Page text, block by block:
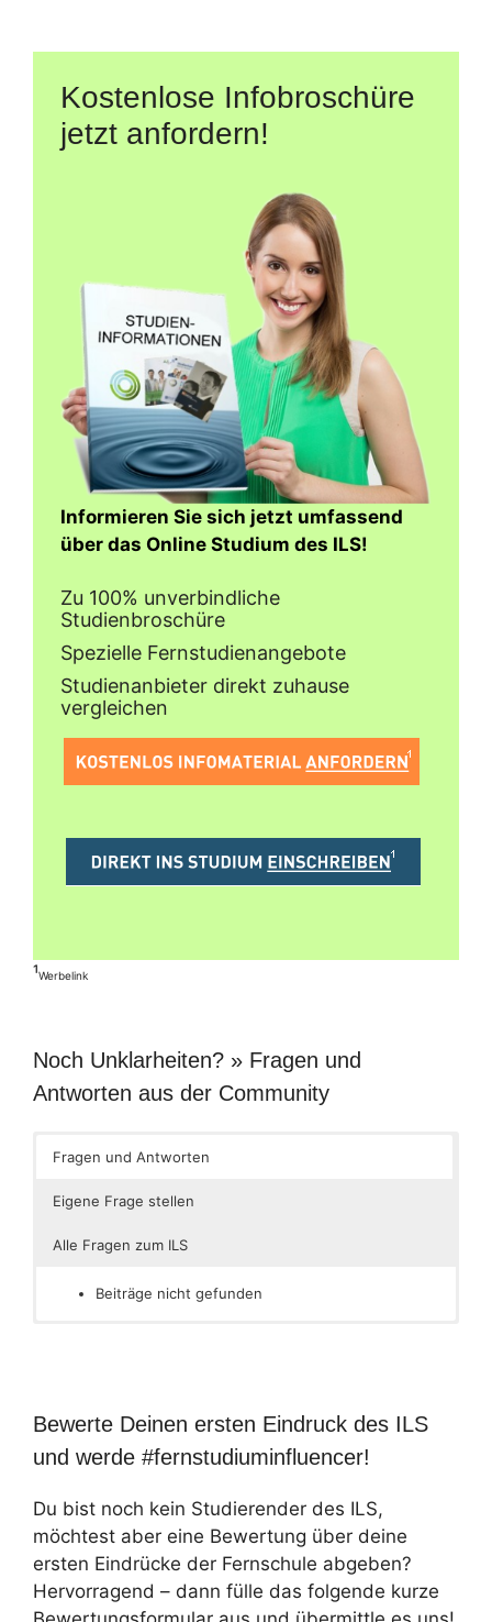
Kostenlose Infobroschüre
jetzt anfordern!
Informieren Sie sich jetzt umfassend
über das Online Studium des ILS!
Zu 100% unverbindliche
Studienbroschüre
Spezielle Fernstudienangebote
Studienanbieter direkt zuhause
vergleichen
¹Werbelink
Noch Unklarheiten? » Fragen und
Antworten aus der Community
Fragen und Antworten
Eigene Frage stellen
Alle Fragen zum ILS
Beiträge nicht gefunden
Bewerte Deinen ersten Eindruck des ILS
und werde #fernstudiuminfluencer!
Du bist noch kein Studierender des ILS,
möchtest aber eine Bewertung über deine
ersten Eindrücke der Fernschule abgeben?
Hervorragend – dann fülle das folgende kurze